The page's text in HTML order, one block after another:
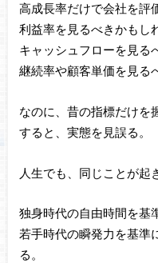
高成長率だけで会社を評
利益率を見るべきかもし
キャッシュフローを見る
継続率や顧客単価を見る
なのに、昔の指標だけを
すると、実態を見誤る。
人生でも、同じことが起
独身時代の自由時間を基
若手時代の瞬発力を基準
る。